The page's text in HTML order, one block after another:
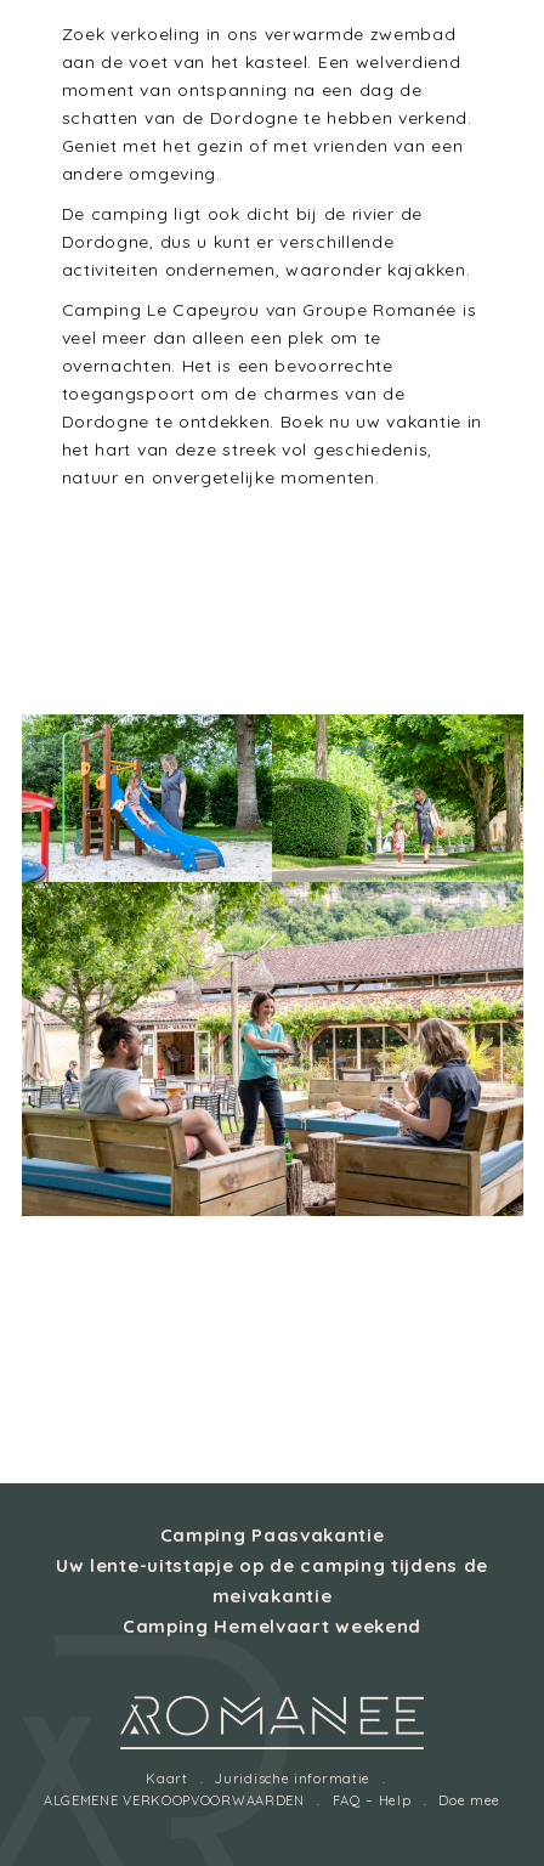
Zoek verkoeling in ons verwarmde zwembad
aan de voet van het kasteel. Een welverdiend
moment van ontspanning na een dag de
schatten van de Dordogne te hebben verkend.
Geniet met het gezin of met vrienden van een
andere omgeving.
De camping ligt ook dicht bij de rivier de
Dordogne, dus u kunt er verschillende
activiteiten ondernemen, waaronder kajakken.
Camping Le Capeyrou van Groupe Romanée is
veel meer dan alleen een plek om te
overnachten. Het is een bevoorrechte
toegangspoort om de charmes van de
Dordogne te ontdekken. Boek nu uw vakantie in
het hart van deze streek vol geschiedenis,
natuur en onvergetelijke momenten.
Camping Paasvakantie
Uw lente-uitstapje op de camping tijdens de
meivakantie
Camping Hemelvaart weekend
Kaart
Juridische informatie
ALGEMENE VERKOOPVOORWAARDEN
FAQ – Help Doe mee